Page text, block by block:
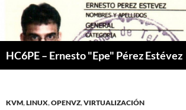
content
HC6PE – Ernesto "Epe" Pérez Estévez
KVM,LINUX,OPENVZ,VIRTUALIZACIÓN